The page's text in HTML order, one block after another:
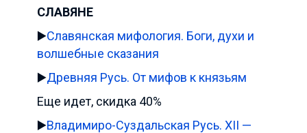
СЛАВЯНЕ
▶️Славянская мифология. Боги, духи и
волшебные сказания
▶️Древняя Русь. От мифов к князьям
Еще идет, скидка 40%
▶️Владимиро-Суздальская Русь. XII —